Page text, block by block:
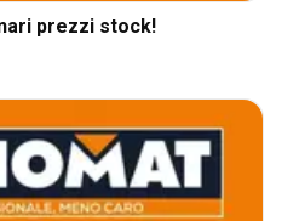
prezzi stock!